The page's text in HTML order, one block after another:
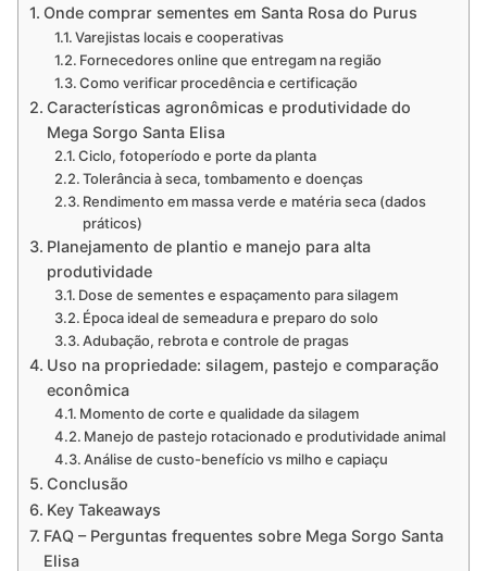
Onde comprar sementes em Santa Rosa do Purus
Varejistas locais e cooperativas
Fornecedores online que entregam na região
Como verificar procedência e certificação
Características agronômicas e produtividade do
Mega Sorgo Santa Elisa
Ciclo, fotoperíodo e porte da planta
Tolerância à seca, tombamento e doenças
Rendimento em massa verde e matéria seca (dados
práticos)
Planejamento de plantio e manejo para alta
produtividade
Dose de sementes e espaçamento para silagem
Época ideal de semeadura e preparo do solo
Adubação, rebrota e controle de pragas
Uso na propriedade: silagem, pastejo e comparação
econômica
Momento de corte e qualidade da silagem
Manejo de pastejo rotacionado e produtividade animal
Análise de custo-benefício vs milho e capiaçu
Conclusão
Key Takeaways
FAQ – Perguntas frequentes sobre Mega Sorgo Santa
Elisa